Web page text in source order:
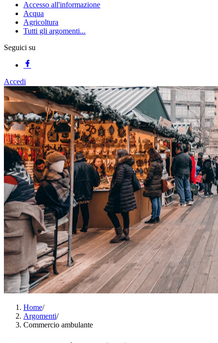
Accesso all'informazione
Acqua
Agricoltura
Tutti gli argomenti...
Seguici su
Accedi
Home/
Argomenti/
Commercio ambulante